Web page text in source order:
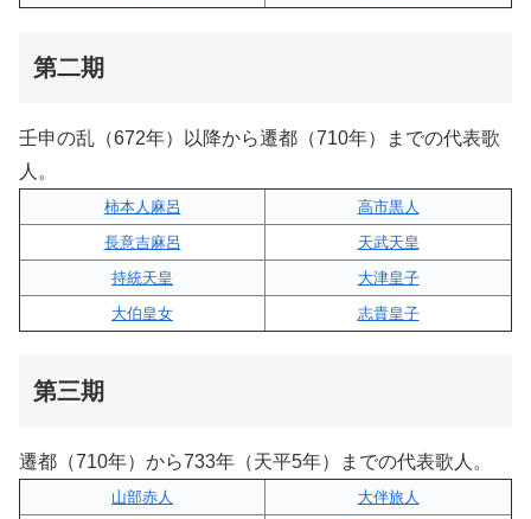
第二期
壬申の乱（672年）以降から遷都（710年）までの代表歌
人。
柿本人麻呂
高市黒人
長意吉麻呂
天武天皇
持統天皇
大津皇子
大伯皇女
志貴皇子
第三期
遷都（710年）から733年（天平5年）までの代表歌人。
山部赤人
大伴旅人